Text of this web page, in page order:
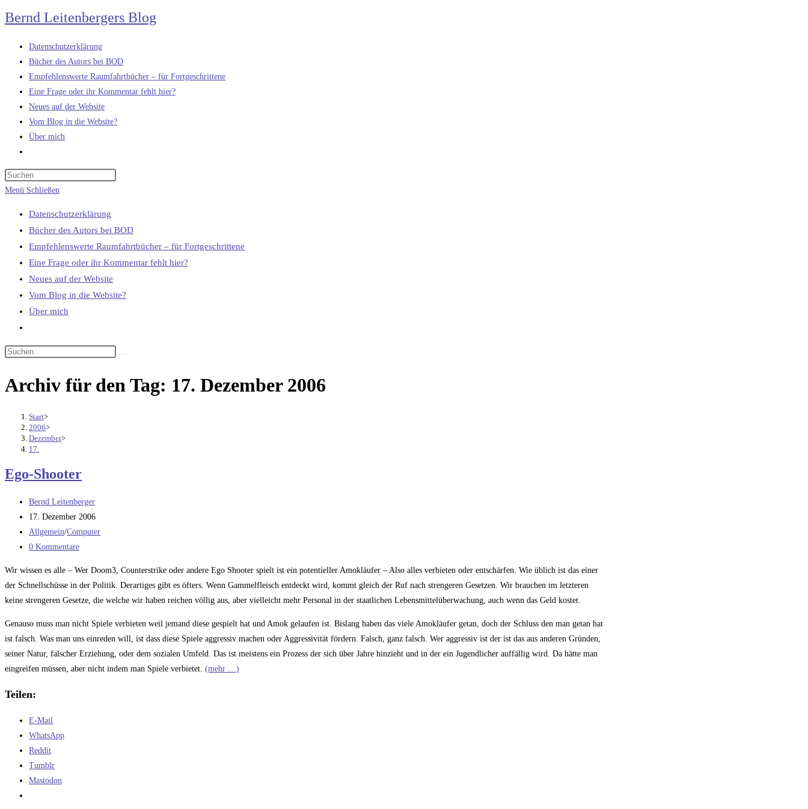
Zum
Inhalt
springen
Bernd Leitenbergers Blog
Datenschutzerklärung
Bücher des Autors bei BOD
Empfehlenswerte Raumfahrtbücher – für Fortgeschrittene
Eine Frage oder ihr Kommentar fehlt hier?
Neues auf der Website
Vom Blog in die Website?
Über mich
umschalten
Menü Schließen
Datenschutzerklärung
Bücher des Autors bei BOD
Empfehlenswerte Raumfahrtbücher – für Fortgeschrittene
Eine Frage oder ihr Kommentar fehlt hier?
Neues auf der Website
Vom Blog in die Website?
Über mich
umschalten
Archiv für den Tag: 17. Dezember 2006
Start>
2006>
Dezember>
17.
Ego-Shooter
Beitrags-
Autor:
Bernd Leitenberger
Beitrag
veröffentlicht:
17. Dezember 2006
Beitrags-
Kategorie:
Allgemein/Computer
Beitrags-
0 Kommentare
Wir wissen es alle – Wer Doom3, Counterstrike oder andere Ego Shooter spielt ist ein potentieller Amokläufer – Also alles verbieten oder entschärfen. Wie üblich ist das einer
der Schnellschüsse in der Politik. Derartiges gibt es öfters. Wenn Gammelfleisch entdeckt wird, kommt gleich der Ruf nach strengeren Gesetzen. Wir brauchen im letzteren
keine strengeren Gesetze, die welche wir haben reichen völlig aus, aber vielleicht mehr Personal in der staatlichen Lebensmittelüberwachung, auch wenn das Geld kostet.
Genauso muss man nicht Spiele verbieten weil jemand diese gespielt hat und Amok gelaufen ist. Bislang haben das viele Amokläufer getan, doch der Schluss den man getan hat
ist falsch. Was man uns einreden will, ist dass diese Spiele aggressiv machen oder Aggressivität fördern. Falsch, ganz falsch. Wer aggressiv ist der ist das aus anderen Gründen,
seiner Natur, falscher Erziehung, oder dem sozialen Umfeld. Das ist meistens ein Prozess der sich über Jahre hinzieht und in der ein Jugendlicher auffällig wird. Da hätte man
eingreifen müssen, aber nicht indem man Spiele verbietet. (mehr …)
Teilen:
E-Mail
WhatsApp
Reddit
Tumblr
Mastodon